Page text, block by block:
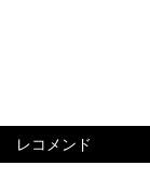
レコメンド